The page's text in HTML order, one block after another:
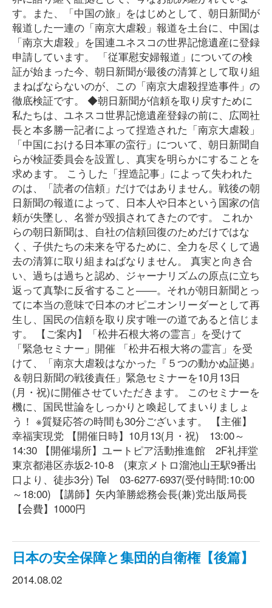
す。また、「中国の旅」をはじめとして、朝日新聞が
報道した一連の「南京大虐殺」報道を土台に、中国は
「南京大虐殺」を国連ユネスコの世界記憶遺産に登録
申請しています。 「従軍慰安婦報道」についての検
証が始まった今、朝日新聞が最後の清算として取り組
まねばならないのが、この「南京大虐殺捏造事件」の
徹底検証です。 ◆朝日新聞が信頼を取り戻すために
私たちは、ユネスコ世界記憶遺産登録の前に、広岡社
長と本多勝一記者によって捏造された「南京大虐殺」
「中国における日本軍の蛮行」について、朝日新聞自
らが検証委員会を設置し、真実を明らかにすることを
求めます。 こうした「捏造記事」によって失われた
のは、「読者の信頼」だけではありません。戦後の朝
日新聞の報道によって、日本人や日本という国家の信
頼が失墜し、名誉が毀損されてきたのです。 これか
らの朝日新聞は、自社の信頼回復のためだけではな
く、子供たちの未来を守るために、全力を尽くして過
去の清算に取り組まねばなりません。 真実と向き合
い、過ちは過ちと認め、ジャーナリズムの原点に立ち
返って真摯に反省すること――。それが朝日新聞とっ
てに本当の意味で日本のオピニオンリーダーとして再
生し、国民の信頼を取り戻す唯一の道であると信じま
す。 【ご案内】「松井石根大将の霊言」を受けて
「緊急セミナー」開催 「松井石根大将の霊言」を受
けて、「南京大虐殺はなかった『５つの動かぬ証拠』
＆朝日新聞の戦後責任」緊急セミナーを10月13日
(月・祝)に開催させていただきます。 このセミナーを
機に、国民世論をしっかりと喚起してまいりましょ
う！ ※質疑応答の時間も30分ございます。 【主催】
幸福実現党 【開催日時】10月13(月・祝) 13:00～
14:30 【開催場所】ユートピア活動推進館 2F礼拝堂
東京都港区赤坂2-10-8 (東京メトロ溜池山王駅9番出
口より、徒歩3分) Tel 03-6277-6937(受付時間:10:00
～18:00) 【講師】矢内筆勝総務会長(兼)党出版局長
【会費】1000円
日本の安全保障と集団的自衛権【後篇】
2014.08.02